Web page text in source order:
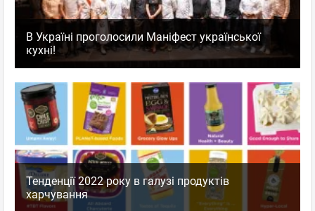
В Україні проголосили Маніфест української
кухні!
Тенденції 2022 року в галузі продуктів
харчування